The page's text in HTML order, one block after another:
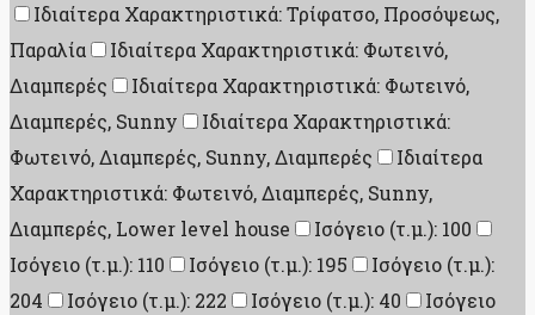
Ιδιαίτερα Χαρακτηριστικά: Τρίφατσο, Προσόψεως,
Παραλία
Ιδιαίτερα Χαρακτηριστικά: Φωτεινό,
Διαμπερές
Ιδιαίτερα Χαρακτηριστικά: Φωτεινό,
Διαμπερές, Sunny
Ιδιαίτερα Χαρακτηριστικά:
Φωτεινό, Διαμπερές, Sunny, Διαμπερές
Ιδιαίτερα
Χαρακτηριστικά: Φωτεινό, Διαμπερές, Sunny,
Διαμπερές, Lower level house
Ισόγειο (τ.μ.): 100
Ισόγειο (τ.μ.): 110
Ισόγειο (τ.μ.): 195
Ισόγειο (τ.μ.):
204
Ισόγειο (τ.μ.): 222 Ισόγειο (τ.μ.): 40
Ισόγειο